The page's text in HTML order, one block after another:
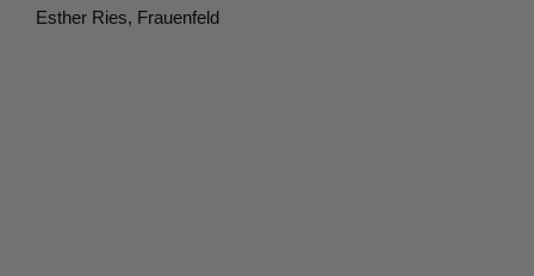
Esther Ries, Frauenfeld